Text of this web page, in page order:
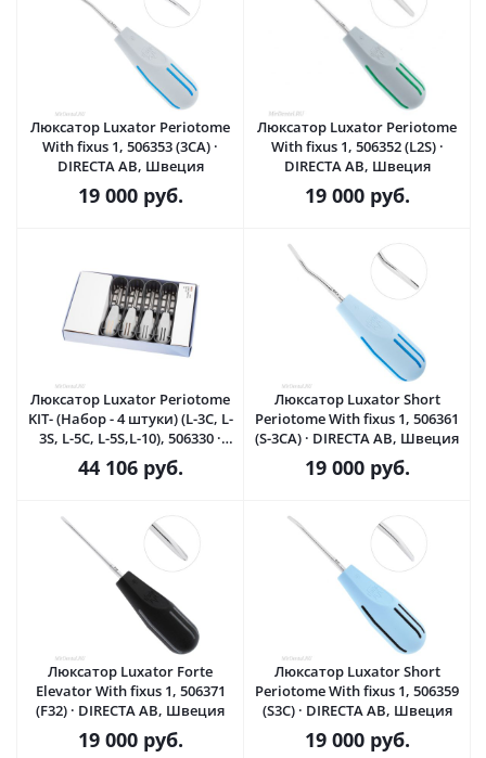
Люксатор Luxator Periotome
With fixus 1, 506353 (3CA) ·
DIRECTA AB, Швеция
19 000руб.
Люксатор Luxator Periotome
With fixus 1, 506352 (L2S) ·
DIRECTA AB, Швеция
19 000руб.
Люксатор Luxator Periotome
KIT- (Набор - 4 штуки) (L-3C, L-
3S, L-5C, L-5S,L-10), 506330 ·
DIRECTA AB, Швеция
44 106руб.
Люксатор Luxator Short
Periotome With fixus 1, 506361
(S-3CA) · DIRECTA AB, Швеция
19 000руб.
Люксатор Luxator Forte
Elevator With fixus 1, 506371
(F32) · DIRECTA AB, Швеция
19 000руб.
Люксатор Luxator Short
Periotome With fixus 1, 506359
(S3C) · DIRECTA AB, Швеция
19 000руб.